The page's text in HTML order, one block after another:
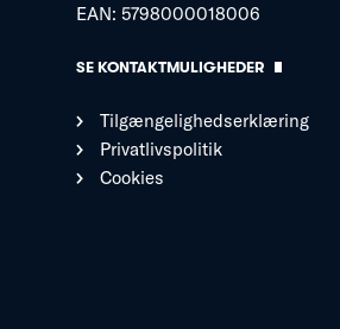
EAN: 5798000018006
SE KONTAKTMULIGHEDER
Tilgængelighedserklæring
Privatlivspolitik
Cookies